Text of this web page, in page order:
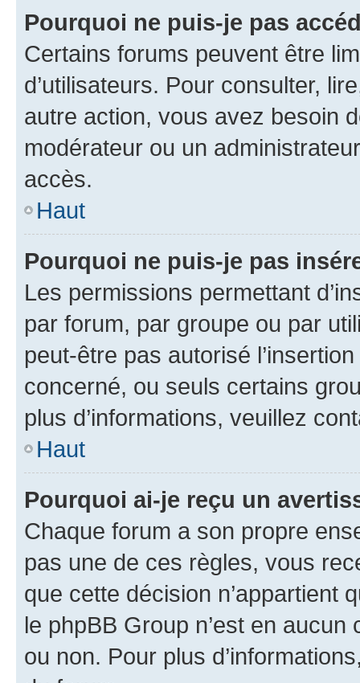
Pourquoi ne puis-je pas
Certains forums peuvent être
d’utilisateurs. Pour consulter,
autre action, vous avez besoin
modérateur ou un
accès.
Haut
Pourquoi ne puis-je pas
Les permissions permettant
par forum, par groupe ou par
peut-être pas autorisé
concerné, ou seuls certains
plus d’informations, veuillez
Haut
Pourquoi ai-je reçu un
Chaque forum a son propre
pas une de ces règles, vous
que cette décision n’appartient
le phpBB Group n’est en
ou non. Pour plus